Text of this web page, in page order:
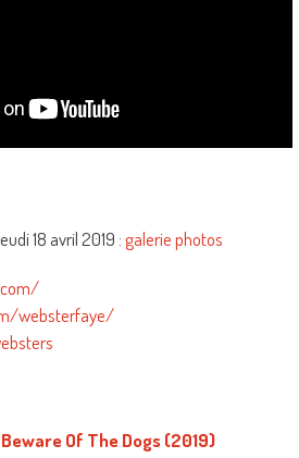
18 avril 2019 :galerie photos
websterfaye/
Beware Of The Dogs (2019)